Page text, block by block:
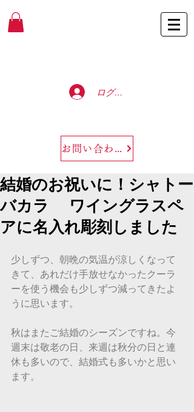
ログイン
お問い合わせ
結婚のお祝いに！シャトー
バカラ ワイングラスペ
アに名入れ彫刻しました
少しずつ、朝晩の気温が涼しくなって
きて、あれだけ手放せなかったクーラ
ーを使う機会も少しずつ減ってきたよ
うに思います。
秋はまたご結婚のシーズンですね。今
週末は敬老の日、来週は秋分の日と連
休も多いので、結婚式も多いかと思い
ます。